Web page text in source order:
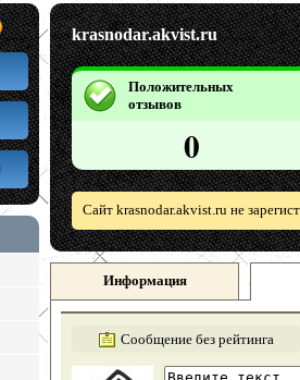
krasnodar.akvist.ru
Положительных
отзывов
0
Сайт krasnodar.akvist.ru не
Информация
Сообщение без рейтинга